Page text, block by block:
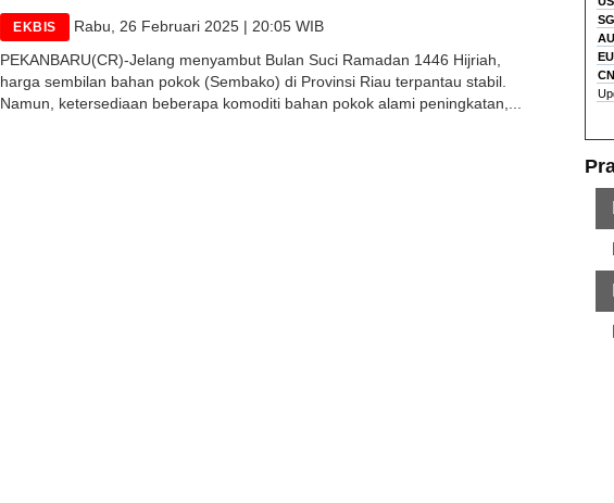
EKBIS
Rabu, 26 Februari 2025 | 20:05 WIB
PEKANBARU(CR)-Jelang menyambut Bulan Suci Ramadan 1446 Hijriah,
harga sembilan bahan pokok (Sembako) di Provinsi Riau terpantau stabil.
Namun, ketersediaan beberapa komoditi bahan pokok alami peningkatan,...